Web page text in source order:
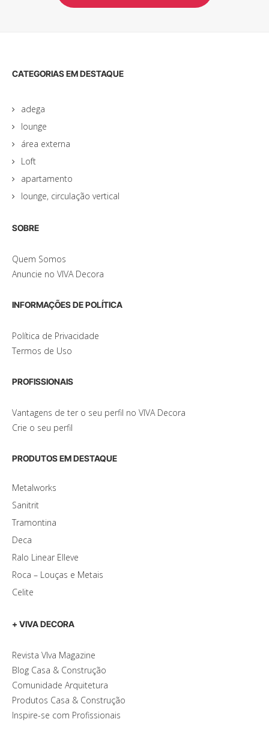
CATEGORIAS EM DESTAQUE
adega
lounge
área externa
Loft
apartamento
lounge, circulação vertical
SOBRE
Quem Somos
Anuncie no VIVA Decora
INFORMAÇÕES DE POLÍTICA
Política de Privacidade
Termos de Uso
PROFISSIONAIS
Vantagens de ter o seu perfil no VIVA Decora
Crie o seu perfil
PRODUTOS EM DESTAQUE
Metalworks
Sanitrit
Tramontina
Deca
Ralo Linear Elleve
Roca – Louças e Metais
Celite
+ VIVA DECORA
Revista VIva Magazine
Blog Casa & Construção
Comunidade Arquitetura
Produtos Casa & Construção
Inspire-se com Profissionais